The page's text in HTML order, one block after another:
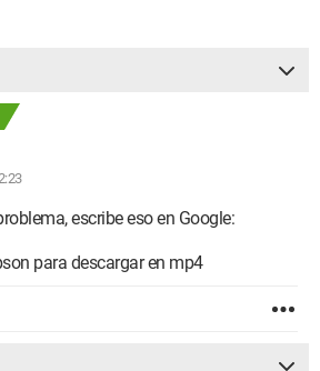
escribe eso en Google:
para descargar en mp4